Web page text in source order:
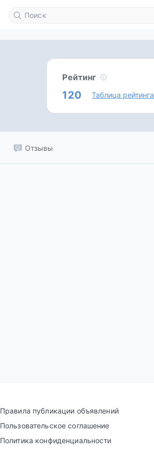
Рейтинг
120 Таблица рейтинга
Отзывы
Правила публикации объявлений
Пользовательское соглашение
Политика конфиденциальности